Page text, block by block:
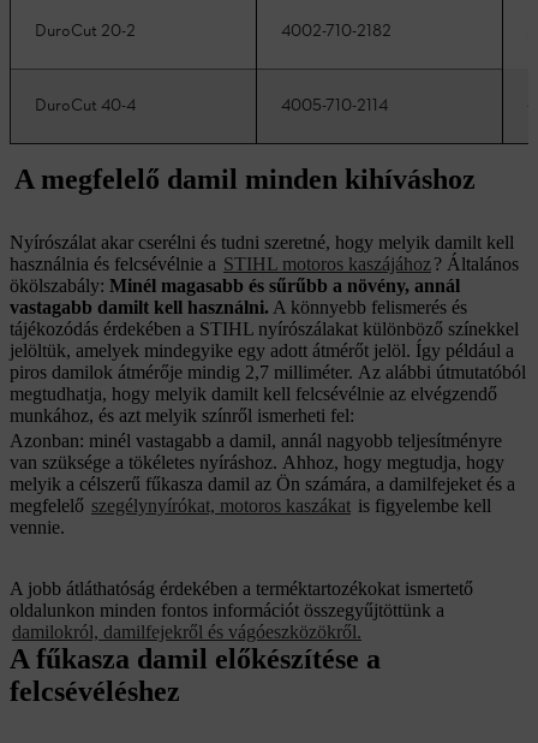
DuroCut 20-2 4002-710-2182
DuroCut 40-4 4005-710-2114
A megfelelő damil minden kihíváshoz
Nyírószálat akar cserélni és tudni szeretné, hogy melyik damilt kell
használnia és felcsévélnie a STIHL motoros kaszájához? Általános
ökölszabály: Minél magasabb és sűrűbb a növény, annál
vastagabb damilt kell használni. A könnyebb felismerés és
tájékozódás érdekében a STIHL nyírószálakat különböző színekkel
jelöltük, amelyek mindegyike egy adott átmérőt jelöl. Így például a
piros damilok átmérője mindig 2,7 milliméter. Az alábbi útmutatóból
megtudhatja, hogy melyik damilt kell felcsévélnie az elvégzendő
munkához, és azt melyik színről ismerheti fel:
Azonban: minél vastagabb a damil, annál nagyobb teljesítményre
van szüksége a tökéletes nyíráshoz. Ahhoz, hogy megtudja, hogy
melyik a célszerű fűkasza damil az Ön számára, a damilfejeket és a
megfelelő szegélynyírókat, motoros kaszákat is figyelembe kell
vennie.
A jobb átláthatóság érdekében a terméktartozékokat ismertető
oldalunkon minden fontos információt összegyűjtöttünk a
damilokról, damilfejekről és vágóeszközökről.
A fűkasza damil előkészítése a
felcsévéléshez